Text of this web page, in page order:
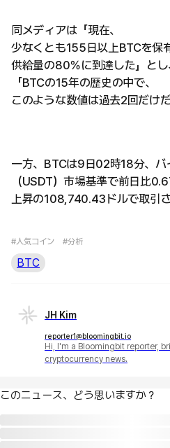
同メディアは「現在、
少なくとも155日以上BTCを保
供給量の80％に到達した」とし
「BTCの15年の歴史の中で、
このような数値は過去2回だけ
一方、BTCは9日02時18分、バ
（USDT）市場基準で前日比
上昇の108,740.43ドルで取引さ
#人気コイン #分析
BTC
JH Kim
reporter1@bloomingbit.io
Hi, I'm a Bloomingbit reporter,
cryptocurrency news.
このニュース、どう思いますか？